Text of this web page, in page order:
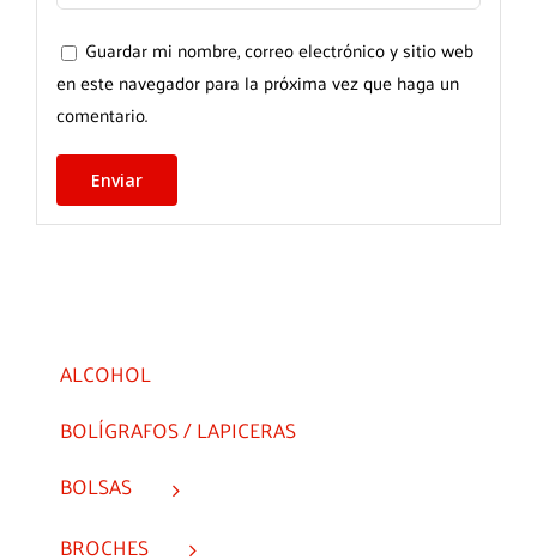
Guardar mi nombre, correo electrónico y sitio web
en este navegador para la próxima vez que haga un
comentario.
ALCOHOL
BOLÍGRAFOS / LAPICERAS
BOLSAS
BROCHES